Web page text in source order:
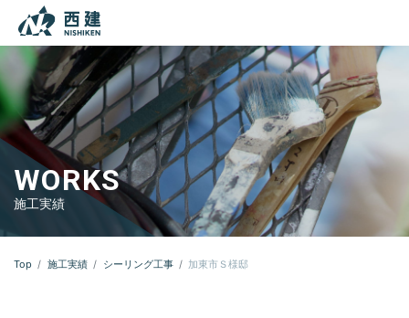
本文までスキップする
WORKS
施工実績
Top 施工実績 シーリング工事 加東市Ｓ様邸